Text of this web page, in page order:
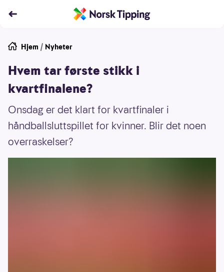
Hjem / Nyheter
Hvem tar første stikk i
kvartfinalene?
Onsdag er det klart for kvartfinaler i
håndballsluttspillet for kvinner. Blir det noen
overraskelser?